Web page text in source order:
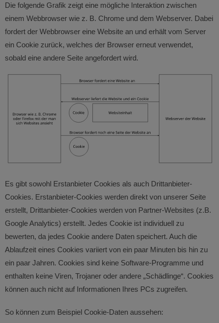
Die folgende Grafik zeigt eine mögliche Interaktion zwischen
einem Webbrowser wie z. B. Chrome und dem Webserver. Dabei
fordert der Webbrowser eine Website an und erhält vom Server
ein Cookie zurück, welches der Browser erneut verwendet,
sobald eine andere Seite angefordert wird.
Es gibt sowohl Erstanbieter Cookies als auch Drittanbieter-
Cookies. Erstanbieter-Cookies werden direkt von unserer Seite
erstellt, Drittanbieter-Cookies werden von Partner-Websites (z.B.
Google Analytics) erstellt. Jedes Cookie ist individuell zu
bewerten, da jedes Cookie andere Daten speichert. Auch die
Ablaufzeit eines Cookies variiert von ein paar Minuten bis hin zu
ein paar Jahren. Cookies sind keine Software-Programme und
enthalten keine Viren, Trojaner oder andere „Schädlinge“. Cookies
können auch nicht auf Informationen Ihres PCs zugreifen.
So können zum Beispiel Cookie-Daten aussehen: